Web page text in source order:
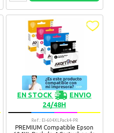
EN STOCK
ENVIO
24/48H
Ref.: EI-604XLPack4-PR
PREMIUM Compatible Epson